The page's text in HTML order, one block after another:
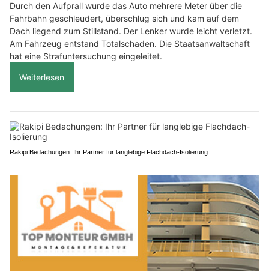
Durch den Aufprall wurde das Auto mehrere Meter über die
Fahrbahn geschleudert, überschlug sich und kam auf dem
Dach liegend zum Stillstand. Der Lenker wurde leicht verletzt.
Am Fahrzeug entstand Totalschaden. Die Staatsanwaltschaft
hat eine Strafuntersuchung eingeleitet.
Weiterlesen
Rakipi Bedachungen: Ihr Partner für langlebige Flachdach-Isolierung